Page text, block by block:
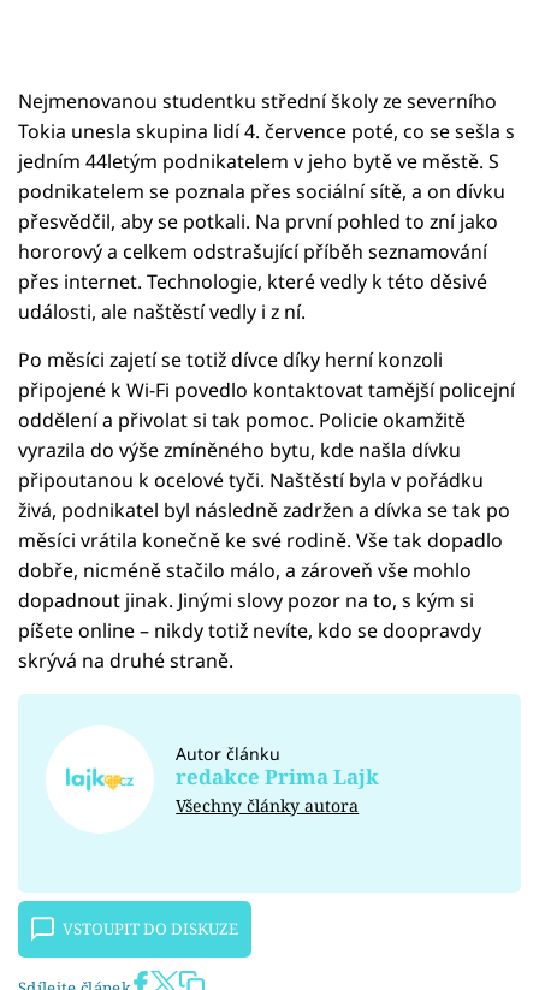
Nejmenovanou studentku střední školy ze severního
Tokia unesla skupina lidí 4. července poté, co se sešla s
jedním 44letým podnikatelem v jeho bytě ve městě. S
podnikatelem se poznala přes sociální sítě, a on dívku
přesvědčil, aby se potkali. Na první pohled to zní jako
hororový a celkem odstrašující příběh seznamování
přes internet. Technologie, které vedly k této děsivé
události, ale naštěstí vedly i z ní.
Po měsíci zajetí se totiž dívce díky herní konzoli
připojené k Wi-Fi povedlo kontaktovat tamější policejní
oddělení a přivolat si tak pomoc. Policie okamžitě
vyrazila do výše zmíněného bytu, kde našla dívku
připoutanou k ocelové tyči. Naštěstí byla v pořádku
živá, podnikatel byl následně zadržen a dívka se tak po
měsíci vrátila konečně ke své rodině. Vše tak dopadlo
dobře, nicméně stačilo málo, a zároveň vše mohlo
dopadnout jinak. Jinými slovy pozor na to, s kým si
píšete online – nikdy totiž nevíte, kdo se doopravdy
skrývá na druhé straně.
Autor článku
redakce Prima Lajk
Všechny články autora
VSTOUPIT DO DISKUZE